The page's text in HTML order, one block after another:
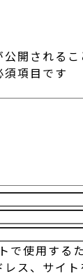
開されるこ
項目です
で使用する
ス、サイト